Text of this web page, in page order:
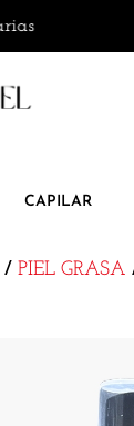
🚚
CAPILAR
/ PIEL GRASA